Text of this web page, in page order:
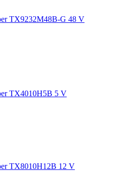
TX9232M48B-G 48 V
TX4010H5B 5 V
TX8010H12B 12 V